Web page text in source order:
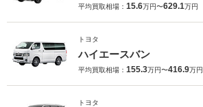
平均買取相場： 15.6万円〜629.1万円
トヨタ
ハイエースバン
平均買取相場： 155.3万円〜416.9万円
トヨタ